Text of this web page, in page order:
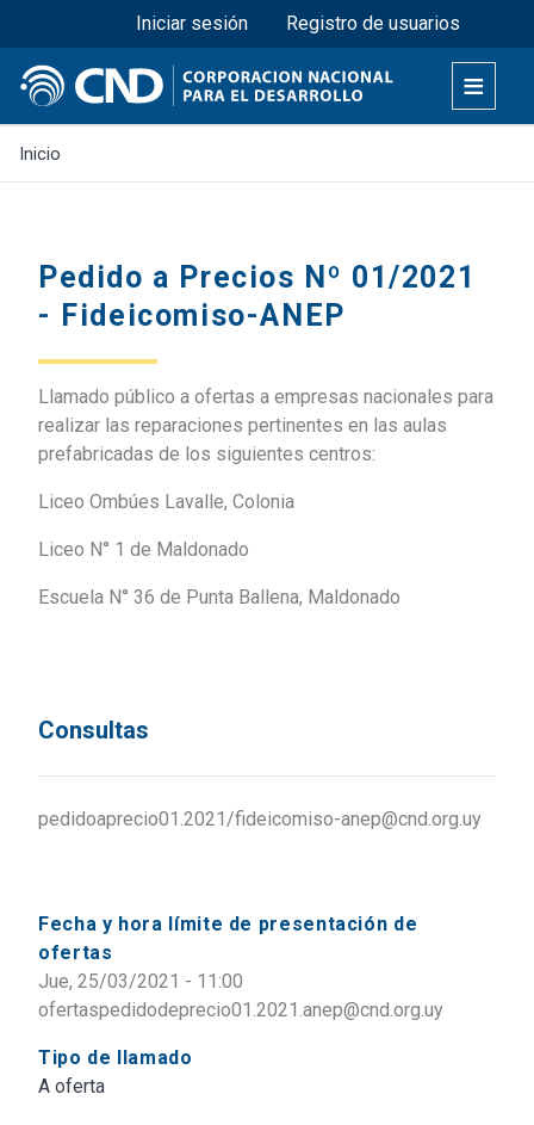
Pasar
al
contenido
principal
Menú superior
Iniciar sesión Registro de usuarios
Inicio
Fecha y hora límite de presentación de
ofertas
Jue, 25/03/2021 - 11:00
ofertaspedidodeprecio01.2021.anep@cnd.org.uy
Tipo de llamado
A oferta
Pedido a Precios Nº 01/2021
- Fideicomiso-ANEP
Llamado público a ofertas a empresas nacionales para
realizar las reparaciones pertinentes en las aulas
prefabricadas de los siguientes centros:
Liceo Ombúes Lavalle, Colonia
Liceo N° 1 de Maldonado
Escuela N° 36 de Punta Ballena, Maldonado
Consultas
pedidoaprecio01.2021/fideicomiso-anep@cnd.org.uy